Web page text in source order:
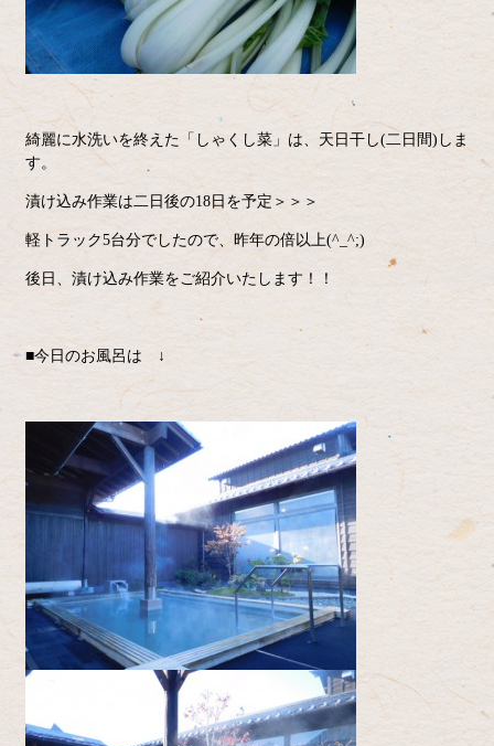
綺麗に水洗いを終えた「しゃくし菜」は、天日干し(二日間)しま
す。
漬け込み作業は二日後の18日を予定＞＞＞
軽トラック5台分でしたので、昨年の倍以上(^_^;)
後日、漬け込み作業をご紹介いたします！！
■今日のお風呂は ↓